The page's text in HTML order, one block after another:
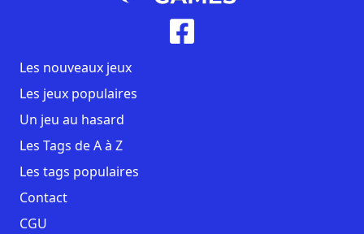
Les nouveaux jeux
Les jeux populaires
Un jeu au hasard
Les Tags de A à Z
Les tags populaires
Contact
CGU